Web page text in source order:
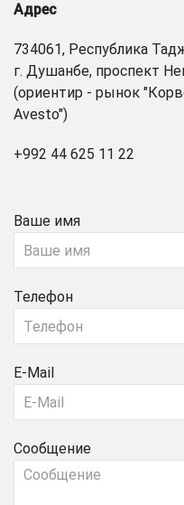
Адрес
734061, Республика
г. Душанбе, проспект
(ориентир - рынок
Avesto")
+992 44 625 11 22
Ваше имя
Телефон
E-Mail
Сообщение